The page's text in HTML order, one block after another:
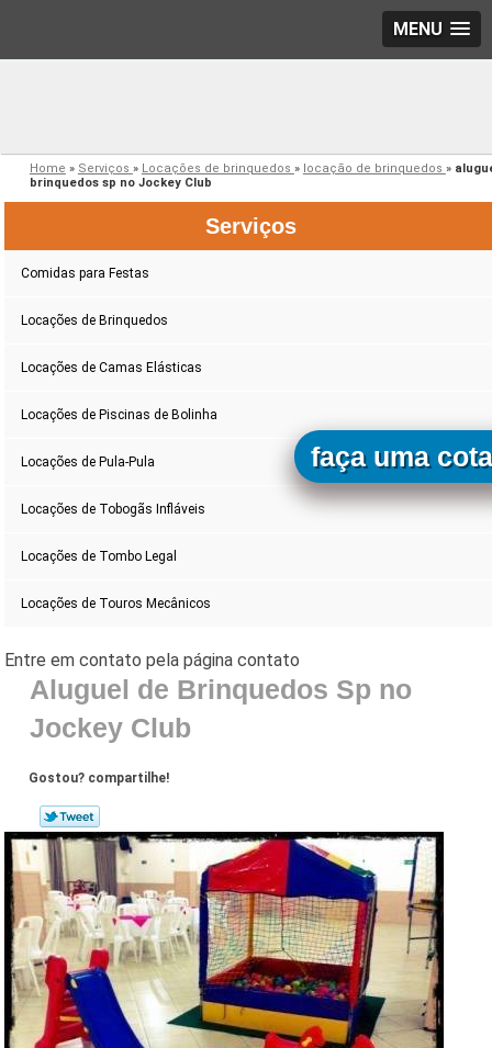
MENU
Home » Serviços » Locações de brinquedos » locação de brinquedos »
brinquedos sp no Jockey Club
Serviços
Comidas para Festas
Locações de Brinquedos
Locações de Camas Elásticas
Locações de Piscinas de Bolinha
Locações de Pula-Pula
Locações de Tobogãs Infláveis
Locações de Tombo Legal
Locações de Touros Mecânicos
Aluguel de Brinquedos Sp no
Jockey Club
Gostou? compartilhe!
faça uma